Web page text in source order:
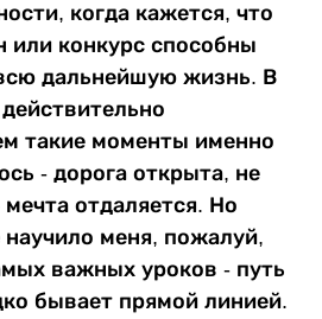
когда кажется, что
или конкурс способны
дальнейшую жизнь. В
такие моменты именно
- дорога открыта, не
отдаляется. Но
научило меня, пожалуй,
важных уроков - путь
бывает прямой линией.